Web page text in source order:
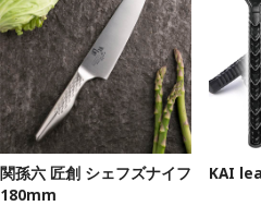
関孫六 匠創 シェフズナイフ
180mm
KAI